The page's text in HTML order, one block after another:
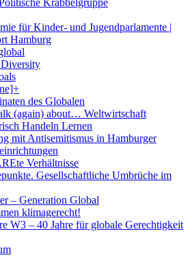
Krabbelgruppe
für Kinder- und Jugendparlamente |
Hamburg
des Globalen
(again) about… Weltwirtschaft
Handeln Lernen
mit Antisemitismus in Hamburger
Verhältnisse
Gesellschaftliche Umbrüche im
– Generation Global
klimagerecht!
W3 – 40 Jahre für globale Gerechtigkeit